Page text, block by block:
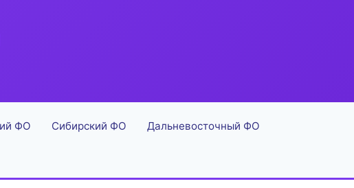
ФО Сибирский ФО Дальневосточный ФО